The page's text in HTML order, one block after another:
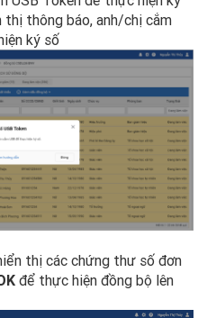
thị thông báo, anh/chị cắm
ký số
thị các chứng thư số đơn
để thực hiện đồng bộ lên